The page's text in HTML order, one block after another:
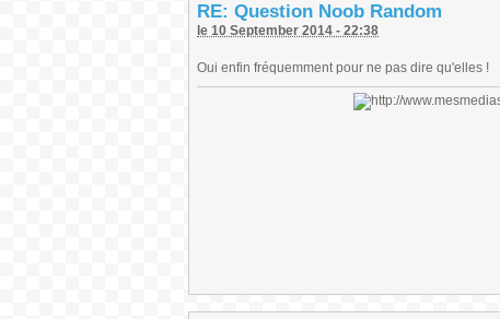
RE: Question Noob Random
le 10 September 2014 - 22:38
Oui enfin fréquemment pour ne pas dire qu'elles !